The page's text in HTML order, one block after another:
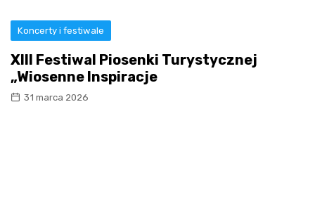
Koncerty i festiwale
XIII Festiwal Piosenki Turystycznej
„Wiosenne Inspiracje
31 marca 2026